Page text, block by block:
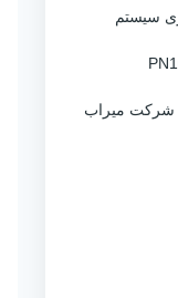
سیستم
شرکت میراب